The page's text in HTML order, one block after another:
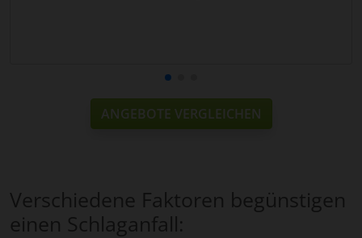
ANGEBOTE VERGLEICHEN
Verschiedene Faktoren begünstigen
einen Schlaganfall: